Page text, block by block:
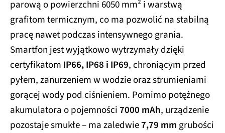
parową o powierzchni 6050 mm² i warstwą
grafitom termicznym, co ma pozwolić na stabilną
pracę nawet podczas intensywnego grania.
Smartfon jest wyjątkowo wytrzymały dzięki
certyfikatom IP66, IP68 i IP69, chroniącym przed
pyłem, zanurzeniem w wodzie oraz strumieniami
gorącej wody pod ciśnieniem. Pomimo potężnego
akumulatora o pojemności7000 mAh, urządzenie
pozostaje smukłe – ma zaledwie7,79 mm grubości